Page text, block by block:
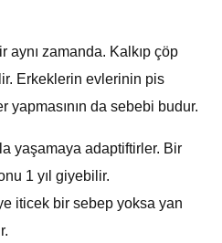
aynı zamanda. Kalkıp çöp
Erkeklerin evlerinin pis
yapmasının da sebebi budur.
yaşamaya adaptiftirler. Bir
1 yıl giyebilir.
iticek bir sebep yoksa yan